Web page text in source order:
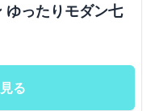
ゆったりモダン七
る